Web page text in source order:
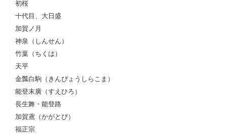
初桜
十代目、大日盛
加賀ノ月
神泉（しんせん）
竹葉（ちくは）
天平
金瓢白駒（きんぴょうしらこま）
能登末廣（すえひろ）
長生舞・能登路
加賀鳶（かがとび）
福正宗